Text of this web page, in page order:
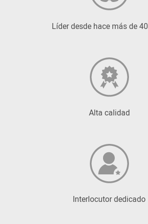
Líder desde hace más de
Alta calidad
Interlocutor dedicado